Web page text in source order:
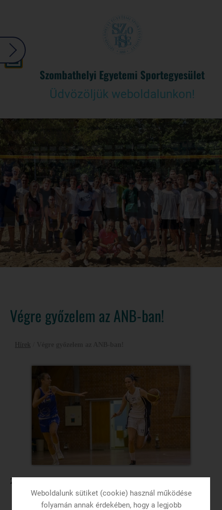
Szombathelyi Egyetemi Sportegyesület
Üdvözöljük weboldalunkon!
Végre győzelem az ANB-ban!
Hírek
2018.03.19. 08:24
Weboldalunk sütiket (cookie) használ működése
folyamán annak érdekében, hogy a legjobb